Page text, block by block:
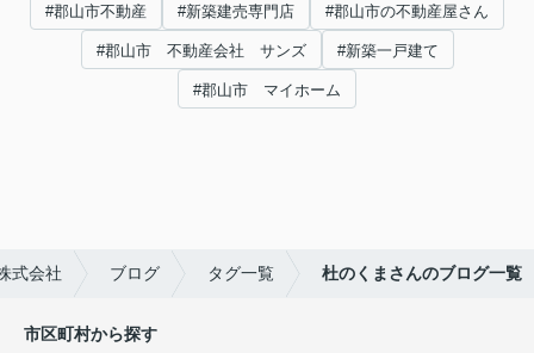
#郡山市不動産 #新築建売専門店 #郡山市の不動産屋さん
#郡山市 不動産会社 サンズ #新築一戸建て
#郡山市 マイホーム
式会社 ブログ タグ一覧 杜のくまさんのブログ一覧
市区町村から探す